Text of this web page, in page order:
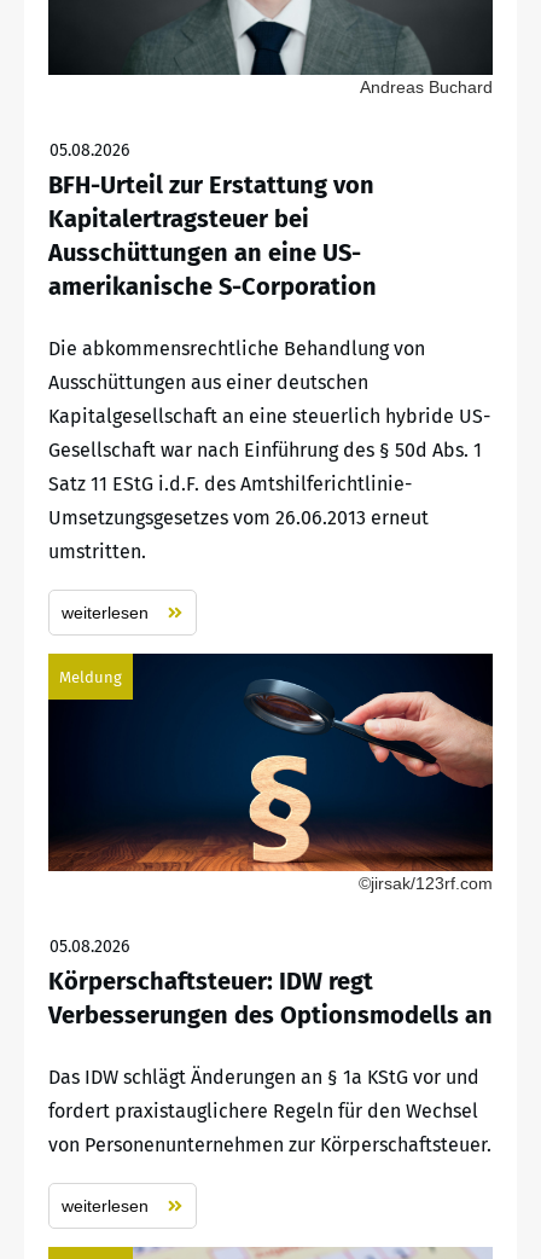
Andreas Buchard
05.08.2026
BFH-Urteil zur Erstattung von
Kapitalertragsteuer bei
Ausschüttungen an eine US-
amerikanische S-Corporation
Die abkommensrechtliche Behandlung von
Ausschüttungen aus einer deutschen
Kapitalgesellschaft an eine steuerlich hybride US-
Gesellschaft war nach Einführung des § 50d Abs. 1
Satz 11 EStG i.d.F. des Amtshilferichtlinie-
Umsetzungsgesetzes vom 26.06.2013 erneut
umstritten.
weiterlesen
Meldung
©jirsak/123rf.com
05.08.2026
Körperschaftsteuer: IDW regt
Verbesserungen des Optionsmodells an
Das IDW schlägt Änderungen an § 1a KStG vor und
fordert praxistauglichere Regeln für den Wechsel
von Personenunternehmen zur Körperschaftsteuer.
weiterlesen